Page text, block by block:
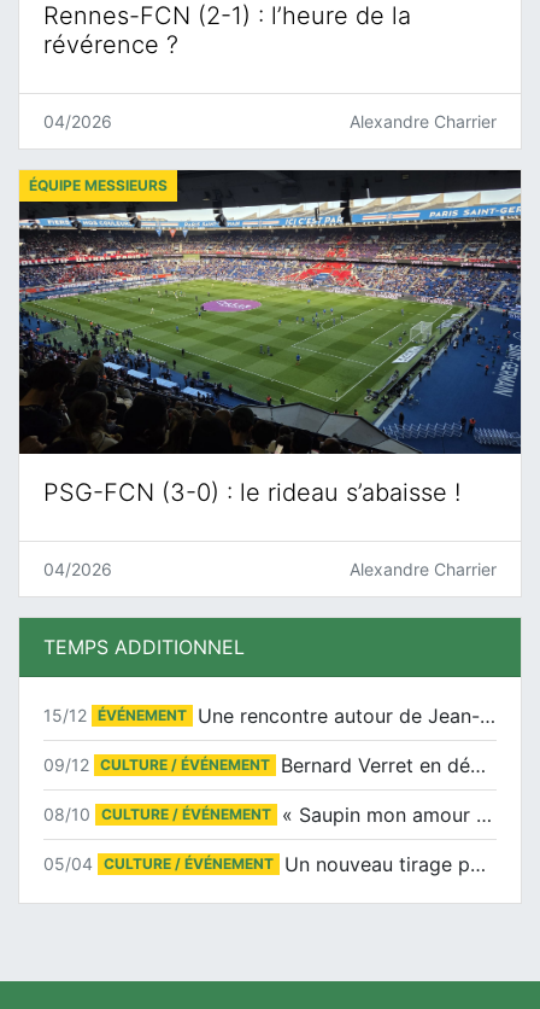
Rennes-FCN (2-1) : l’heure de la
révérence ?
04/2026 Alexandre Charrier
PSG-FCN (3-0) : le rideau s’abaisse !
ÉQUIPE MESSIEURS
04/2026 Alexandre Charrier
TEMPS ADDITIONNEL
15/12 ÉVÉNEMENT Une rencontre autour de Jean-Claude Suaudeau
09/12 CULTURE / ÉVÉNEMENT Bernard Verret en dédicaces le samedi 13 décembre à l’Espace Culturel Atlantis
08/10 CULTURE / ÉVÉNEMENT « Saupin mon amour » au salon du livre de Trentemoult
05/04 CULTURE / ÉVÉNEMENT Un nouveau tirage pour le Docu-BD